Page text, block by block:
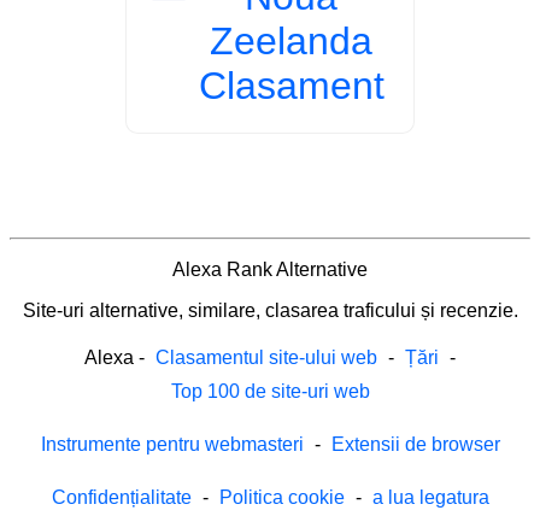
Zeelanda
Clasament
Alexa Rank Alternative
Site-uri alternative, similare, clasarea traficului și recenzie.
Alexa - Clasamentul site-ului web - Țări -
Top 100 de site-uri web
Instrumente pentru webmasteri - Extensii de browser
Confidențialitate - Politica cookie - a lua legatura